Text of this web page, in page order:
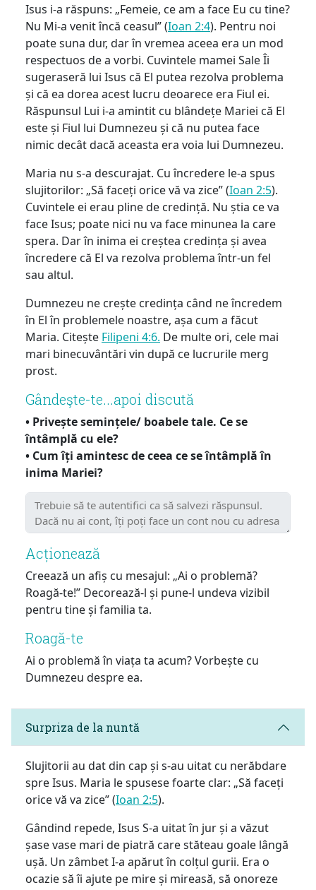
Isus i-a răspuns: „Femeie, ce am a face Eu cu tine?
Nu Mi-a venit încă ceasul” (Ioan 2:4). Pentru noi
poate suna dur, dar în vremea aceea era un mod
respectuos de a vorbi. Cuvintele mamei Sale Îi
sugeraseră lui Isus că El putea rezolva problema
și că ea dorea acest lucru deoarece era Fiul ei.
Răspunsul Lui i-a amintit cu blândețe Mariei că El
este și Fiul lui Dumnezeu și că nu putea face
nimic decât dacă aceasta era voia lui Dumnezeu.
Maria nu s-a descurajat. Cu încredere le-a spus
slujitorilor: „Să faceți orice vă va zice” (Ioan 2:5).
Cuvintele ei erau pline de credință. Nu știa ce va
face Isus; poate nici nu va face minunea la care
spera. Dar în inima ei creștea credința și avea
încredere că El va rezolva problema într-un fel
sau altul.
Dumnezeu ne crește credința când ne încredem
în El în problemele noastre, așa cum a făcut
Maria. Citește Filipeni 4:6. De multe ori, cele mai
mari binecuvântări vin după ce lucrurile merg
prost.
Gândeşte-te...apoi discută
• Privește semințele/ boabele tale. Ce se
întâmplă cu ele?
• Cum îți amintesc de ceea ce se întâmplă în
inima Mariei?
Acționează
Creează un afiș cu mesajul: „Ai o problemă?
Roagă-te!” Decorează-l și pune-l undeva vizibil
pentru tine și familia ta.
Roagă-te
Ai o problemă în viața ta acum? Vorbește cu
Dumnezeu despre ea.
Surpriza de la nuntă
Slujitorii au dat din cap și s-au uitat cu nerăbdare
spre Isus. Maria le spusese foarte clar: „Să faceți
orice vă va zice” (Ioan 2:5).
Gândind repede, Isus S-a uitat în jur și a văzut
șase vase mari de piatră care stăteau goale lângă
ușă. Un zâmbet I-a apărut în colțul gurii. Era o
ocazie să îi ajute pe mire și mireasă, să onoreze